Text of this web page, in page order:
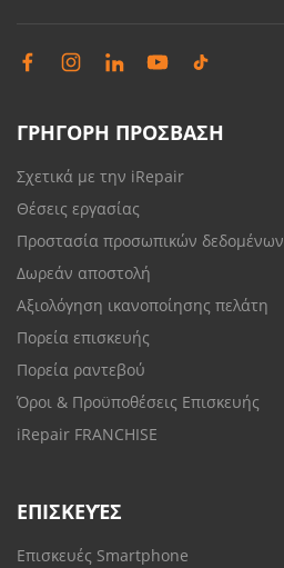
ΓΡΗΓΟΡΗ ΠΡΟΣΒΑΣΗ
Σχετικά με την iRepair
Θέσεις εργασίας
Προστασία προσωπικών δεδομένων
Δωρεάν αποστολή
Αξιολόγηση ικανοποίησης πελάτη
Πορεία επισκευής
Πορεία ραντεβού
Όροι & Προϋποθέσεις Επισκευής
iRepair FRANCHISE
ΕΠΙΣΚΕΥΈΣ
Επισκευές Smartphone